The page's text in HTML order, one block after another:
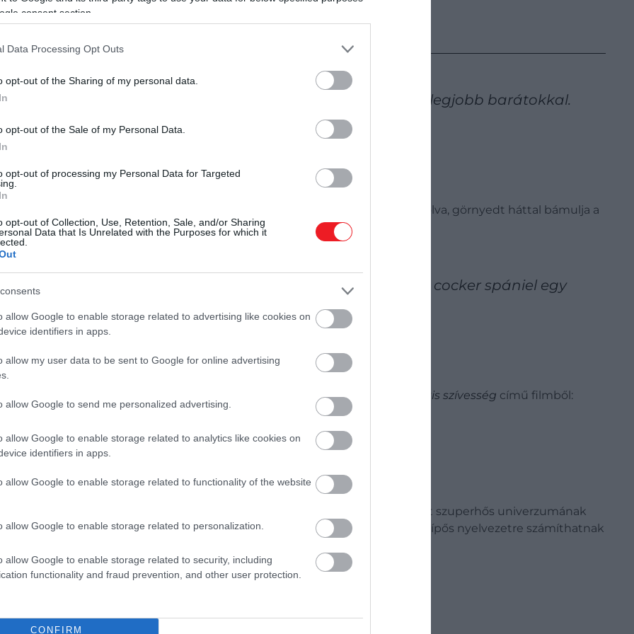
consent section.
Data Processing Opt Outs
opt-out of the Sharing of my personal data.
opt-out of the Sale of my Personal Data.
opt-out of processing my Personal Data for Targeted
opt-out of Collection, Use, Retention, Sale, and/or Sharing
Data that Is Unrelated with the Purposes for which it
allow Google to enable storage related to advertising like cookies on
identifiers in apps.
allow my user data to be sent to Google for online advertising
allow Google to send me personalized advertising.
allow Google to enable storage related to analytics like cookies on
identifiers in apps.
allow Google to enable storage related to functionality of the website
allow Google to enable storage related to personalization.
allow Google to enable storage related to security, including
functionality and fraud prevention, and other user protection.
CONFIRM
sem jobb, mint egy hosszú promóciós nap végén martini a legjobb barátokkal.
készíti
Reynolds valami egészen máson merengett. A fotón a színész előrehajolva, görnyedt háttal bámulja a
James Bond. Ki iszik így martinit? Úgy nézek ki, mint egy cocker spániel egy
a karom? Miért nem tud hozzám jönni az ital?
aki végül egy karakterétől, Emily Nelsontól idézett a 2018-as Egy kis szívesség című filmből:
mindent tönkretesz − E.N.
dolgoztak a szatirikus szuperhősös filmen. A
a két szuperhős univerzumának
A többiDeadpool -filmhez hasonlóan ebben is rengeteg NSFW-viccre és csípős nyelvezetre számíthatnak